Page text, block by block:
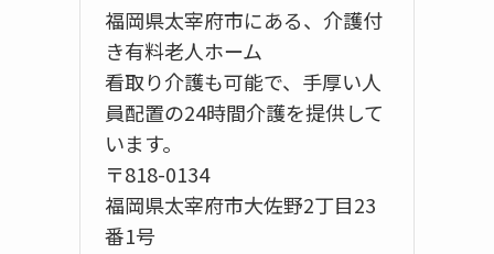
福岡県太宰府市にある、介護付
き有料老人ホーム
看取り介護も可能で、手厚い人
員配置の24時間介護を提供して
います。
〒818-0134
福岡県太宰府市大佐野2丁目23
番1号